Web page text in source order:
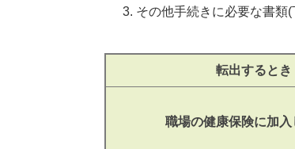
その他手続きに必要な書類
転出するとき
職場の健康保険に加入